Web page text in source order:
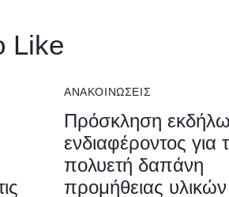
Like
ΑΝΑΚΟΙΝΏΣΕΙΣ
Πρόσκληση
ενδιαφέροντος για
πολυετή δαπάνη
προμήθειας υλικών